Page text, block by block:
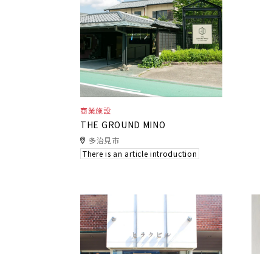
商業施設
THE GROUND MINO
多治見市
There is an article introduction